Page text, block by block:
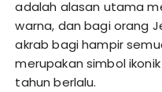
adalah alasan utama
warna, dan bagi orang
akrab bagi hampir
merupakan simbol
tahun berlalu.